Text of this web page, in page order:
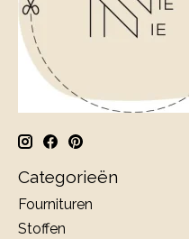
Categorieën
Fournituren
Stoffen